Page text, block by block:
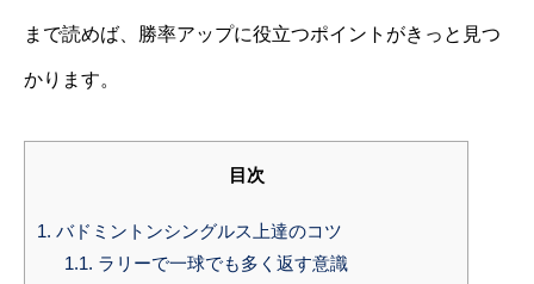
まで読めば、勝率アップに役立つポイントがきっと見つ
かります。
目次
1. バドミントンシングルス上達のコツ
1.1. ラリーで一球でも多く返す意識